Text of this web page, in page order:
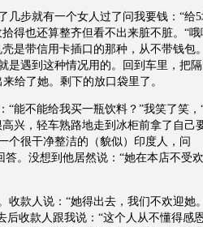
几步就有一个女人过了问我要钱：“给5
得也还算整齐但看不出来脏不脏。“哦
是带信用卡插口的那种，从不带钱包
是遇到这种情况用的。回到车里，把
给了她。剩下的放口袋里了。
能不能给我买一瓶饮料？”我笑了笑，
兴，轻车熟路地走到冰柜前拿了自己
个很干净整洁的（貌似）印度人，问
。没想到他居然说：“她在本店不受欢
收款人说：“她得出去，我们不欢迎她
收款人跟我说：“这个人从不懂得感恩